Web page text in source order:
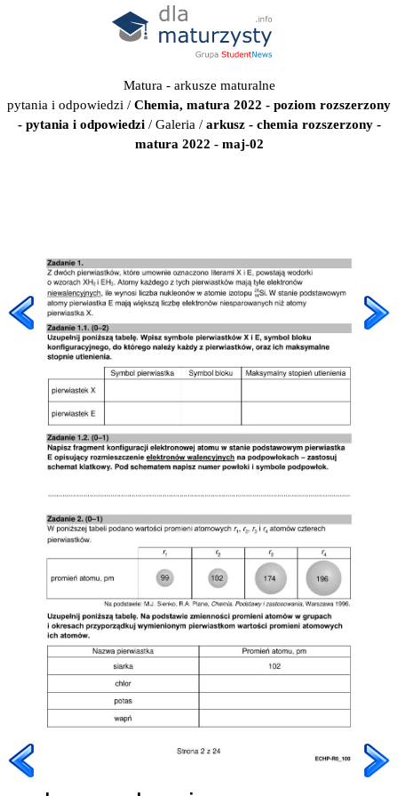
Matura - arkusze maturalne
pytania i odpowiedzi / Chemia, matura 2022 - poziom rozszerzony
- pytania i odpowiedzi/ Galeria / arkusz - chemia rozszerzony -
matura 2022 - maj-02